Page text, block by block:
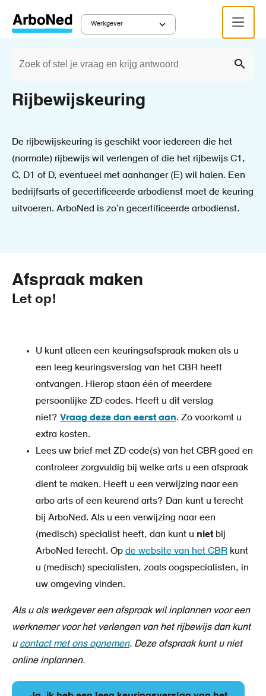
gaan
Main
navigation
Werkgever
Kruimelpad
Werkgever Keuringen
Rijbewijskeuring
De rijbewijskeuring is geschikt voor iedereen die het
(normale) rijbewijs wil verlengen of die het rijbewijs C1,
C, D1 of D, eventueel met aanhanger (E) wil halen. Een
bedrijfsarts of gecertificeerde arbodienst moet de keuring
uitvoeren. ArboNed is zo’n gecertificeerde arbodienst.
Afspraak maken
Let op!
U kunt alleen een keuringsafspraak maken als u
een leeg keuringsverslag van het CBR heeft
ontvangen. Hierop staan één of meerdere
persoonlijke ZD-codes. Heeft u dit verslag
niet? Vraag deze dan eerst aan. Zo voorkomt u
extra kosten.
Lees uw brief met ZD-code(s) van het CBR goed en
controleer zorgvuldig bij welke arts u een afspraak
dient te maken. Heeft u een verwijzing naar een
arbo arts of een keurend arts? Dan kunt u terecht
bij ArboNed. Als u een verwijzing naar een
(medisch) specialist heeft, dan kunt u niet bij
ArboNed terecht. Op de website van het CBR kunt
u (medisch) specialisten, zoals oogspecialisten, in
uw omgeving vinden.
Als u als werkgever een afspraak wil inplannen voor een
werknemer voor het verlengen van het rijbewijs dan kunt
u contact met ons opnemen. Deze afspraak kunt u niet
online inplannen.